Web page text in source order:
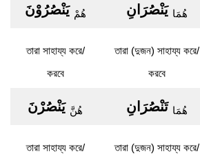
هُمْ يَنْصُرُوْنَ هُمَا يَنْصُرَانِ
তারা সাহায্য করে/
করবে
তারা (দুজন) সাহায্য করে/
করবে
هُنَّ يَنْصُرْنَ هُمَا تَنْصُرَانِ
তারা সাহায্য করে/
তারা (দুজন) সাহায্য করে/